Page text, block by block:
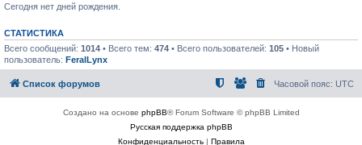
Сегодня нет дней рождения.
СТАТИСТИКА
Всего сообщений: 1014 • Всего тем: 474 • Всего пользователей: 105 • Новый
пользователь: FeralLynx
Список форумов Часовой пояс: UTC
Создано на основе phpBB® Forum Software © phpBB Limited
Русская поддержка phpBB
Конфиденциальность| Правила